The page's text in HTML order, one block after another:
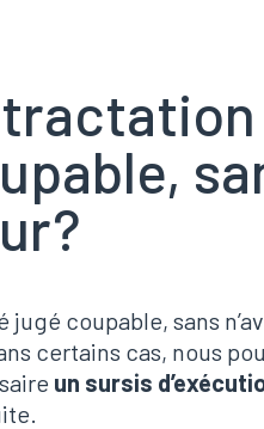
jugé coupable, sans
certains cas, nous
un sursis